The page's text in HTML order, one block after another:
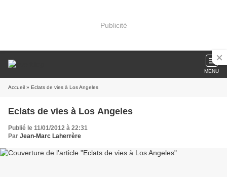
Publicité
MENU
Accueil » Eclats de vies à Los Angeles
Eclats de vies à Los Angeles
Publié le 11/01/2012 à 22:31
Par Jean-Marc Laherrère